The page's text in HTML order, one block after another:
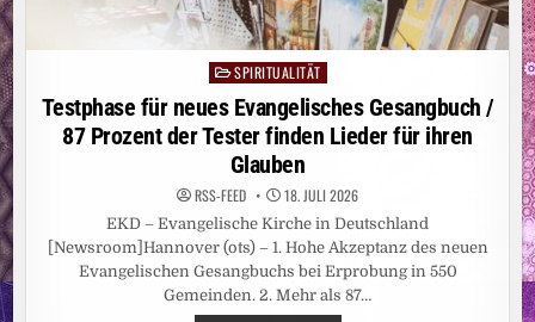
PostedSPIRITUALITÄT
Testphase für neues Evangelisches Gesangbuch /
87 Prozent der Tester finden Lieder für ihren
Glauben
RSS-FEED 18. JULI 2026
EKD – Evangelische Kirche in Deutschland
[Newsroom]Hannover (ots) – 1. Hohe Akzeptanz des neuen
Evangelischen Gesangbuchs bei Erprobung in 550
Gemeinden. 2. Mehr als 87…